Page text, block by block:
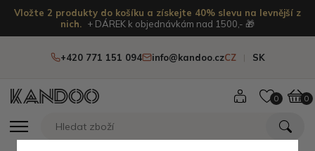
Vložte 2 produkty do košíku a získejte 40% slevu na levnější z
nich.
+ DÁREK k objednávkám nad 1500,- 🎁
+420 771 151 094 info@kandoo.czCZ SK
0 0